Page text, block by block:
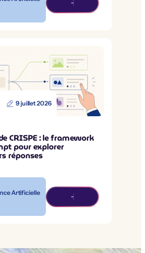
9 juillet 2026
CRISPE : le framework
pour explorer
réponses
Artificielle